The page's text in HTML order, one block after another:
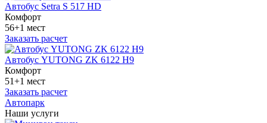
Автобус Setra S 517 HD
Комфорт
56+1 мест
Заказать расчет
Автобус YUTONG ZK 6122 H9
Комфорт
51+1 мест
Заказать расчет
Автопарк
Наши услуги